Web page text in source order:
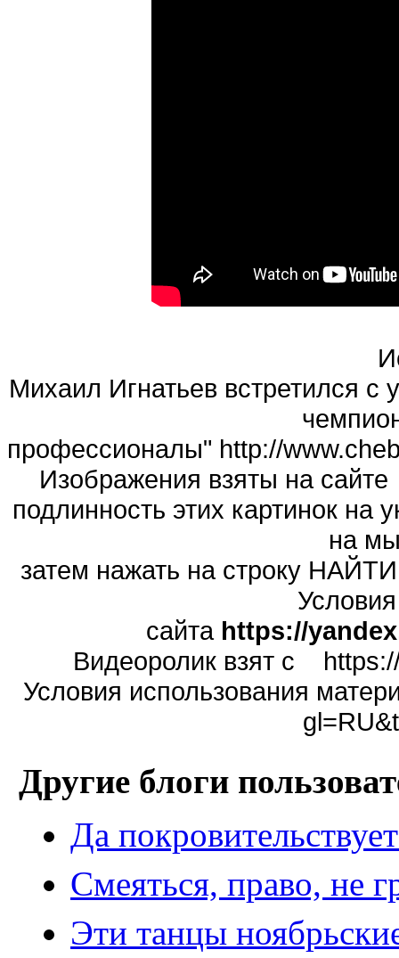
Михаил Игнатьев встретился
профессионалы" http://
Изображения взяты на
подлинность этих картинок на
на
затем нажать на строку
сайта https://
Видеоролик взят с
Условия использования
Другие блоги
Да
Смеяться, право, не
Эти танцы